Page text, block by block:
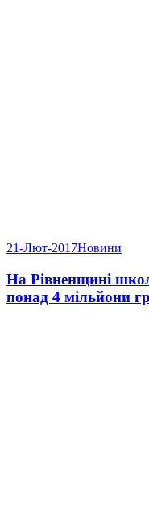
21-Лют-2017Новини
На Рівненщині
понад 4 мільйони